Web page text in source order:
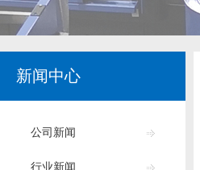
新闻中心
公司新闻
行业新闻